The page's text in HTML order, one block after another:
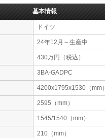
基本情報
ドイツ
24年12月～生産中
430万円（税込）
3BA-GADPC
4200x1795x1530（mm）
2595（mm）
1545/1540（mm）
210（mm）